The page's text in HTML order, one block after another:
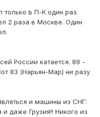
только в П-К один раз.
2 раза в Москве. Один
России катается. 89 -
83 (Нарьян-Мар) ни разу
и машины из СНГ:
даже Грузия!! Никого из